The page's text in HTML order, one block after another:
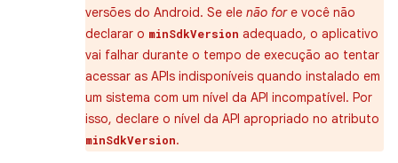
versões do Android. Se ele não fore você não
declarar o minSdkVersion adequado, o aplicativo
vai falhar durante o tempo de execução ao tentar
acessar as APIs indisponíveis quando instalado em
um sistema com um nível da API incompatível. Por
isso, declare o nível da API apropriado no atributo
minSdkVersion.